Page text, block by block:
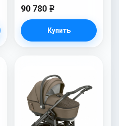
90 780 e
Купить